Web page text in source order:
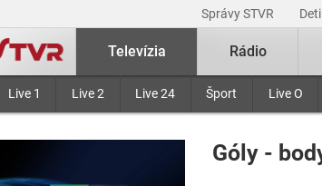
Správy STVR Deti
Televízia
Live 1 Live 2 Live 24 Šport Live O
Rádio
Góly -